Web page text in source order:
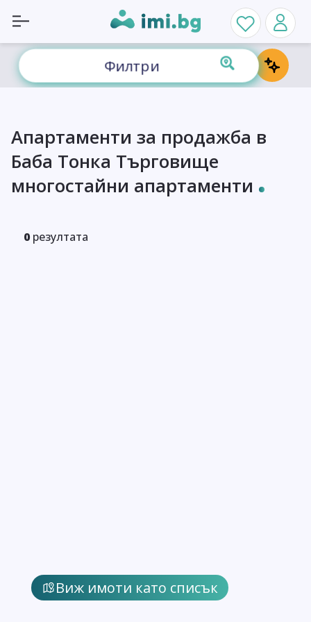
Филтри
Виж имоти като списък
Апартаменти за продажба в
Баба Тонка Търговище
многостайни апартаменти
0 резултата